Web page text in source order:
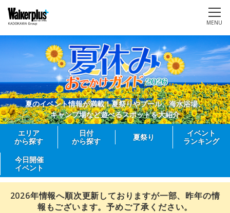
MENU
夏のイベント情報が満載！夏祭りやプール、海水浴場、
キャンプ場など遊べるスポットを大紹介
エリア
から探す
日付
から探す
夏祭り
イベント
ランキング
今日開催
イベント
2026年情報へ順次更新しておりますが一部、昨年の情
報もございます。予めご了承ください。